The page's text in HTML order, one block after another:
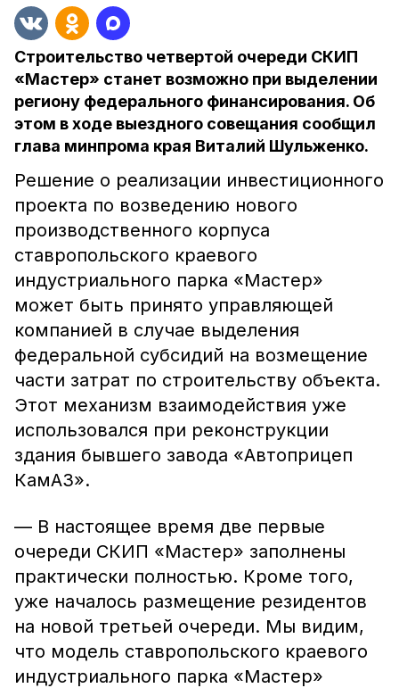
Строительство четвертой очереди СКИП
«Мастер» станет возможно при выделении
региону федерального финансирования. Об
этом в ходе выездного совещания сообщил
глава минпрома края Виталий Шульженко.
Решение о реализации инвестиционного
проекта по возведению нового
производственного корпуса
ставропольского краевого
индустриального парка «Мастер»
может быть принято управляющей
компанией в случае выделения
федеральной субсидий на возмещение
части затрат по строительству объекта.
Этот механизм взаимодействия уже
использовался при реконструкции
здания бывшего завода «Автоприцеп
КамАЗ».
— В настоящее время две первые
очереди СКИП «Мастер» заполнены
практически полностью. Кроме того,
уже началось размещение резидентов
на новой третьей очереди. Мы видим,
что модель ставропольского краевого
индустриального парка «Мастер»